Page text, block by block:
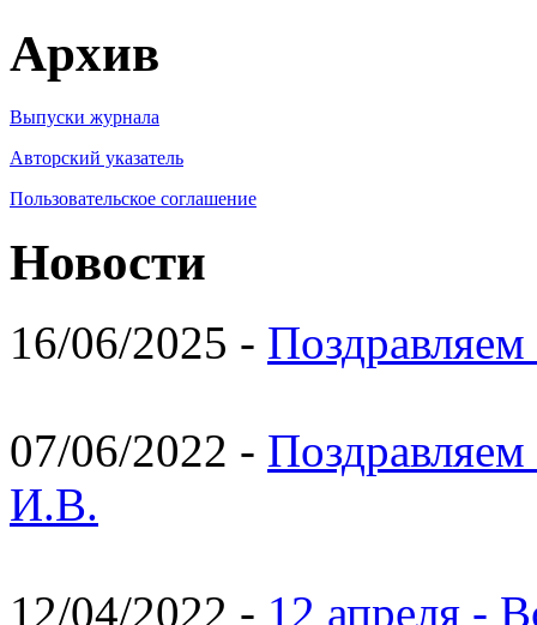
Архив
Выпуски журнала
Авторский указатель
Пользовательское соглашение
Новости
16/06/2025 -
07/06/2022 -
И.В.
12/04/2022 - 12 апреля -